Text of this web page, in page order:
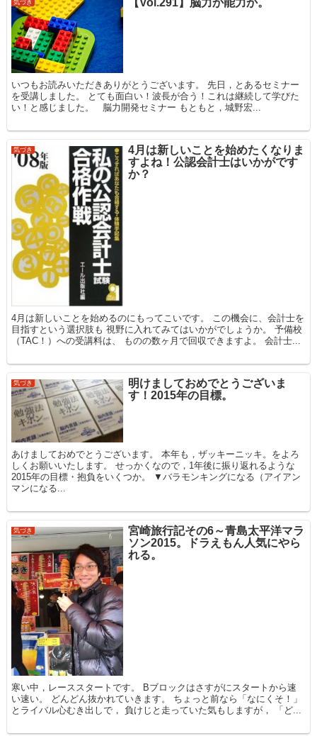
気づき 【Vol.291】脳力か能力か。
いつもお読みいただきありがとうございます。 先日，とあるセミナー
を受講しました。 とても面白い！波長が合う！これは継続して学びた
い！と感じました。 脳力開発セミナー もともと，城野宏...
気づき
4月は新しいことを始めたくなりま
すよね！公認会計士はいかがです
か？
4月は新しいことを始めるのにもってこいです。 この機会に、会計士を
目指すという選択肢も 視野に入れてみてはいかがでしょうか。 予備校
（TAC！）への受講料は、 ものの数ヶ月で回収できますよ。 会計士...
気づき
明けましておめでとうございま
す！2015年の目標。
あけましておめでとうございます。 本年も，ザッキーニッキ。をよろ
しくお願いいたします。 せっかくなので，1年後に振り返れるような
2015年の目標・抱負をいくつか。 ▼バラモンキングになる（アイアン
マンになる...
気づき
宮崎旅行記その6～青島太平洋マラ
ソン2015。ドラえもん人気にやら
れる。
寒い中，レーススタートです。 Bブロックはさすがにスタートから速
い速い。 どんどん抜かれていきます。 ちょっと前なら「なにくそ！」
とライバル心むき出しで， 負けじと走っていた気もしますが， 「ど...